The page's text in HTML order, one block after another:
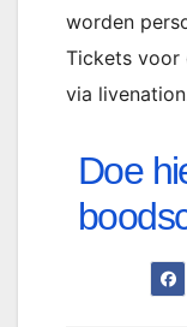
worden
Tickets voor
via
Doe